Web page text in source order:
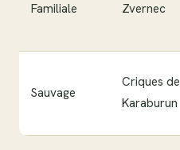
Familiale Zvernec
Sauvage
Criques de
Karaburun